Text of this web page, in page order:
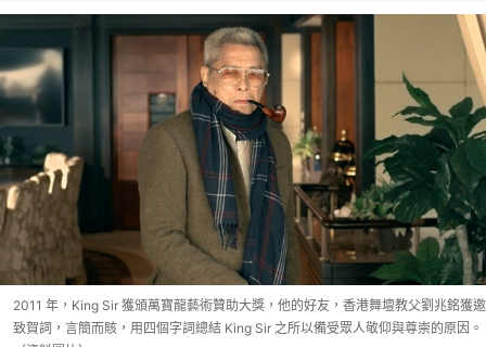
2011 年，King Sir 獲頒萬寶龍藝術贊助大獎，他的好友，香港舞壇教父劉兆銘獲邀
致賀詞，言簡而賅，用四個字詞總結 King Sir 之所以備受眾人敬仰與尊崇的原因。